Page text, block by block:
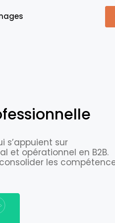
s’appuient sur
et opérationnel en B2B.
les